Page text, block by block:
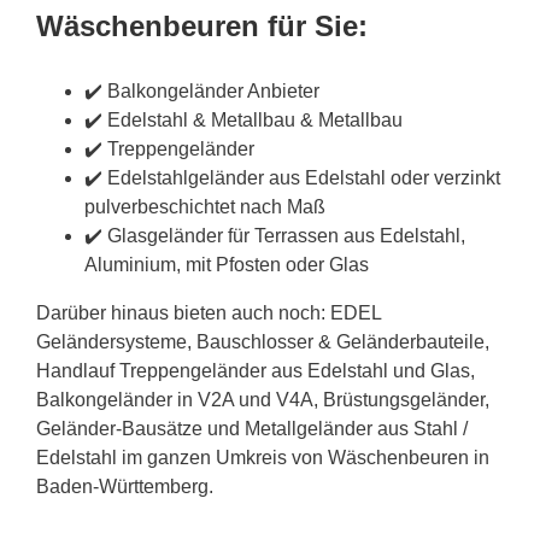
Wäschenbeuren für Sie:
✔️ Balkongeländer Anbieter
✔️ Edelstahl & Metallbau & Metallbau
✔️ Treppengeländer
✔️ Edelstahlgeländer aus Edelstahl oder verzinkt
pulverbeschichtet nach Maß
✔️ Glasgeländer für Terrassen aus Edelstahl,
Aluminium, mit Pfosten oder Glas
Darüber hinaus bieten auch noch: EDEL
Geländersysteme, Bauschlosser & Geländerbauteile,
Handlauf Treppengeländer aus Edelstahl und Glas,
Balkongeländer in V2A und V4A, Brüstungsgeländer,
Geländer-Bausätze und Metallgeländer aus Stahl /
Edelstahl im ganzen Umkreis von Wäschenbeuren in
Baden-Württemberg.